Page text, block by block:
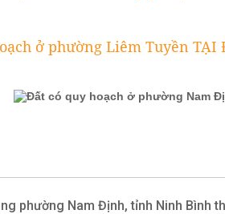
ở phường Liêm Tuyền TẠI
phường Nam Định, tỉnh Ninh Bình